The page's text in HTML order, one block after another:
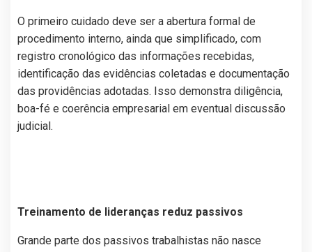
O primeiro cuidado deve ser a abertura formal de
procedimento interno, ainda que simplificado, com
registro cronológico das informações recebidas,
identificação das evidências coletadas e documentação
das providências adotadas. Isso demonstra diligência,
boa-fé e coerência empresarial em eventual discussão
judicial.
Treinamento de lideranças reduz passivos
Grande parte dos passivos trabalhistas não nasce